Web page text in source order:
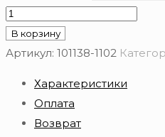
Количество
товара
Подвеска
зодиака
золотая
В корзину
Артикул: 101138-1102
Характеристики
Оплата
Возврат